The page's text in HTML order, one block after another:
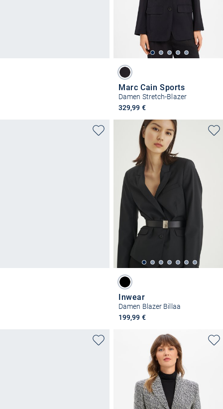
Marc Cain Sports
Damen Stretch-Blazer
329,99 €
Inwear
Damen Blazer Billaa
199,99 €